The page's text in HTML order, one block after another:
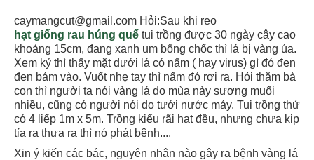
caymangcut@gmail.com Hỏi:Sau khi reo
hạt giống rau húng quế tui trồng được 30 ngày cây cao
khoảng 15cm, đang xanh um bổng chốc thì lá bị vàng úa.
Xem kỷ thì thấy mặt dưới lá có nấm ( hay virus) gì đó đen
đen bám vào. Vuốt nhẹ tay thì nấm đó rơi ra. Hỏi thăm bà
con thì người ta nói vàng lá do mùa này sương muối
nhiều, cũng có người nói do tưới nước máy. Tui trồng thử
có 4 liếp 1m x 5m. Trồng kiểu rãi hạt đều, nhưng chưa kịp
tỉa ra thưa ra thì nó phát bệnh....
Xin ý kiến các bác, nguyên nhân nào gây ra bệnh vàng lá